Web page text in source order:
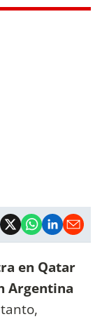
en Qatar
Argentina